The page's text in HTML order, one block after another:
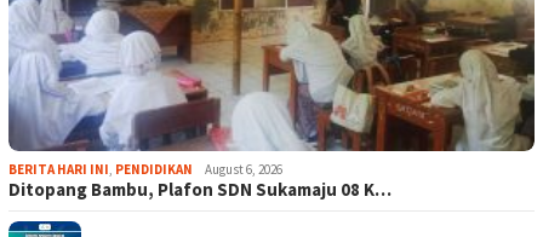
BERITA HARI INI, PENDIDIKAN August 6, 2026
Ditopang Bambu, Plafon SDN Sukamaju 08 K…